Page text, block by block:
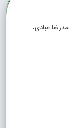
عبادی،